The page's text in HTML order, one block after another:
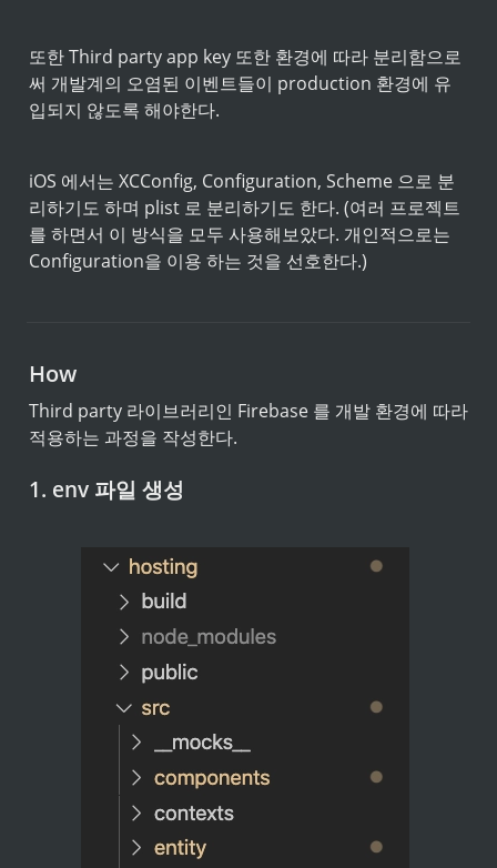
또한 Third party app key 또한 환경에 따라 분리함으로
써 개발계의 오염된 이벤트들이 production 환경에 유
입되지 않도록 해야한다.
iOS 에서는 XCConfig, Configuration, Scheme 으로 분
리하기도 하며 plist 로 분리하기도 한다. (여러 프로젝트
를 하면서 이 방식을 모두 사용해보았다. 개인적으로는
Configuration을 이용 하는 것을 선호한다.)
How
Third party 라이브러리인 Firebase 를 개발 환경에 따라
적용하는 과정을 작성한다.
1. env 파일 생성